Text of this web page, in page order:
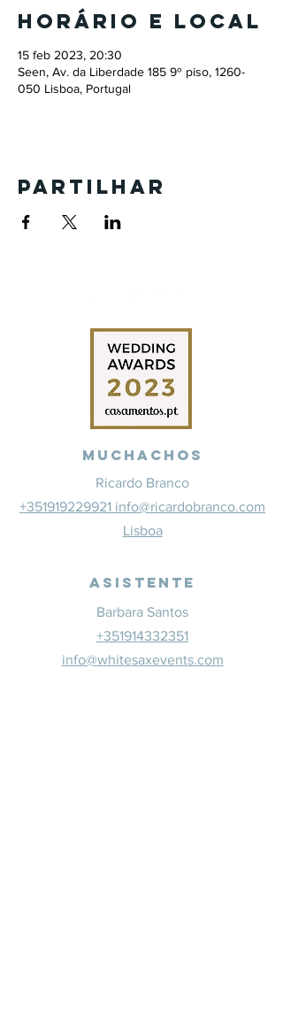
Horário e local
15 feb 2023, 20:30
Seen, Av. da Liberdade 185 9º piso, 1260-
050 Lisboa, Portugal
Partilhar
Muchachos
Ricardo Branco
+351919229921 info@ricardobranco.com
Lisboa
Asistente
Barbara Santos
+351914332351
info@whitesaxevents.com